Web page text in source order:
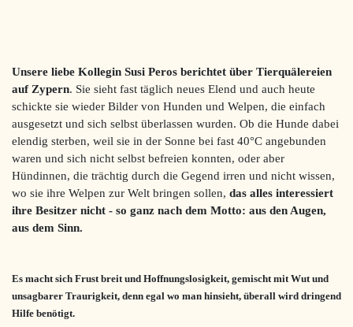
Unsere liebe Kollegin Susi Peros berichtet über Tierquälereien
auf Zypern. Sie sieht fast täglich neues Elend und auch heute
schickte sie wieder Bilder von Hunden und Welpen, die einfach
ausgesetzt und sich selbst überlassen wurden. Ob die Hunde dabei
elendig sterben, weil sie in der Sonne bei fast 40°C angebunden
waren und sich nicht selbst befreien konnten, oder aber
Hündinnen, die trächtig durch die Gegend irren und nicht wissen,
wo sie ihre Welpen zur Welt bringen sollen, das alles interessiert
ihre Besitzer nicht - so ganz nach dem Motto: aus den Augen,
aus dem Sinn.
Es macht sich Frust breit und Hoffnungslosigkeit, gemischt mit Wut und
unsagbarer Traurigkeit, denn egal wo man hinsieht, überall wird dringend
Hilfe benötigt.